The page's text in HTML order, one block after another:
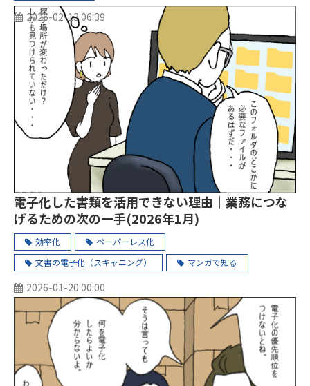
2026-02-13 06:39
電子化した書類を活用できない理由｜業務につな
げるための次の一手(2026年1月)
効率化
ペーパーレス化
文書の電子化（スキャニング）
マンガで知る
2026-01-20 00:00